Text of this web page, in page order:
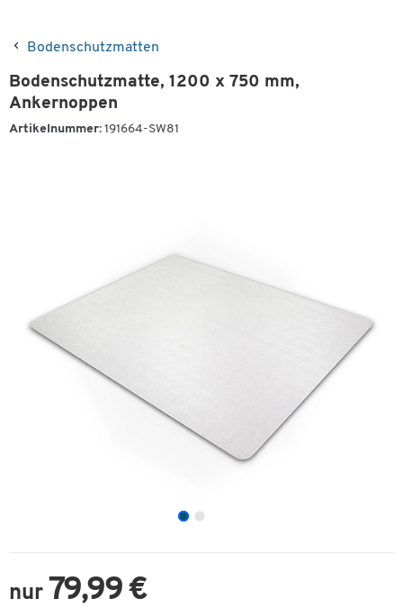
Bodenschutzmatten
Bodenschutzmatte, 1200 x 750 mm,
Ankernoppen
Artikelnummer: 191664-SW81
nur 79,99 €